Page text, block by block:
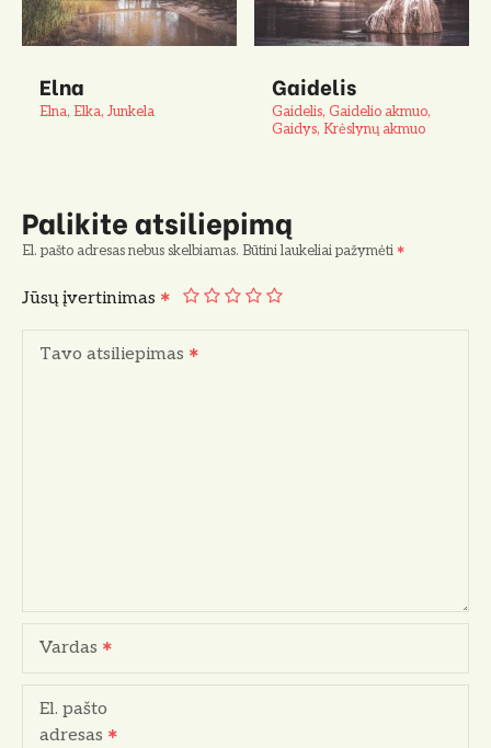
Elna
Elna, Elka, Junkela
Gaidelis
Gaidelis, Gaidelio akmuo,
Gaidys, Krėslynų akmuo
Palikite atsiliepimą
El. pašto adresas nebus skelbiamas. Būtini laukeliai pažymėti
Jūsų įvertinimas
Tavo atsiliepimas
Vardas
El. pašto
adresas